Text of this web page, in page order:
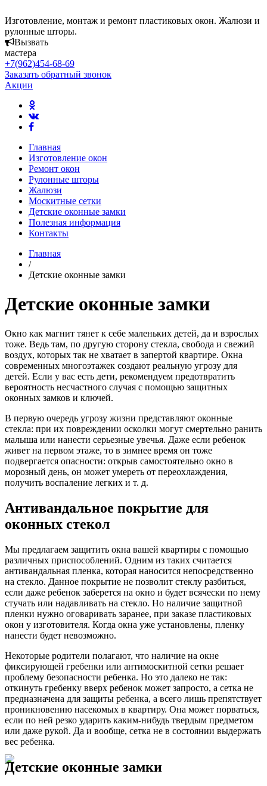
Изготовление, монтаж и ремонт пластиковых окон. Жалюзи и
рулонные шторы.
Вызвать
мастера
+7(962)454-68-69
Заказать обратный звонок
Акции
Главная
Изготовление окон
Ремонт окон
Рулонные шторы
Жалюзи
Москитные сетки
Детские оконные замки
Полезная информация
Контакты
Главная
/
Детские оконные замки
Детские оконные замки
Окно как магнит тянет к себе маленьких детей, да и взрослых
тоже. Ведь там, по другую сторону стекла, свобода и свежий
воздух, которых так не хватает в запертой квартире. Окна
современных многоэтажек создают реальную угрозу для
детей. Если у вас есть дети, рекомендуем предотвратить
вероятность несчастного случая с помощью защитных
оконных замков и ключей.
В первую очередь угрозу жизни представляют оконные
стекла: при их повреждении осколки могут смертельно ранить
малыша или нанести серьезные увечья. Даже если ребенок
живет на первом этаже, то в зимнее время он тоже
подвергается опасности: открыв самостоятельно окно в
морозный день, он может умереть от переохлаждения,
получить воспаление легких и т. д.
Антивандальное покрытие для
оконных стекол
Мы предлагаем защитить окна вашей квартиры с помощью
различных приспособлений. Одним из таких считается
антивандальная пленка, которая наносится непосредственно
на стекло. Данное покрытие не позволит стеклу разбиться,
если даже ребенок заберется на окно и будет всячески по нему
стучать или надавливать на стекло. Но наличие защитной
пленки нужно оговаривать заранее, при заказе пластиковых
окон у изготовителя. Когда окна уже установлены, пленку
нанести будет невозможно.
Некоторые родители полагают, что наличие на окне
фиксирующей гребенки или антимоскитной сетки решает
проблему безопасности ребенка. Но это далеко не так:
откинуть гребенку вверх ребенок может запросто, а сетка не
предназначена для защиты ребенка, а всего лишь препятствует
проникновению насекомых в квартиру. Она может порваться,
если по ней резко ударить каким-нибудь твердым предметом
или даже рукой. Да и вообще, сетка не в состоянии выдержать
вес ребенка.
Детские оконные замки